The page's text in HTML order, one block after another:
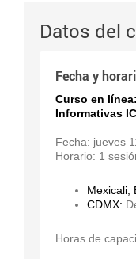
Datos del
Fecha y
Curso en
Informativas
Fecha: jueves
Horario: 1
Mexicali,
CDMX:
Horas de